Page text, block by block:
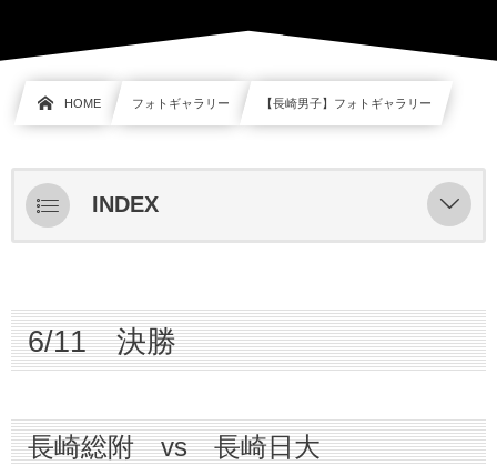
HOME フォトギャラリー 【長崎男子】フォトギャラリー
INDEX
6/10 準決勝
長崎日大 vs 諫早商業
6/11 決勝
長崎総附 vs 長崎日大